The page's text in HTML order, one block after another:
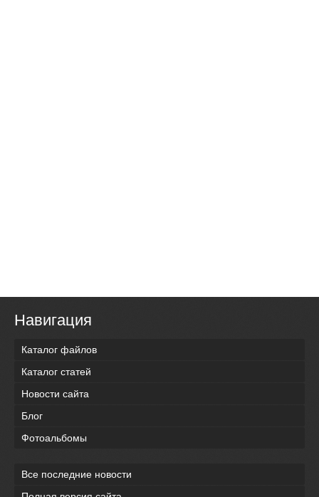
Навигация
Каталог файлов
Каталог статей
Новости сайта
Блог
Фотоальбомы
Все последние новости